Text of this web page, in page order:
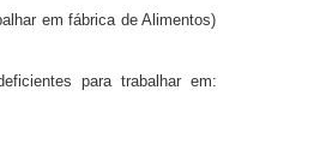
em fábrica de Alimentos)
para trabalhar em: